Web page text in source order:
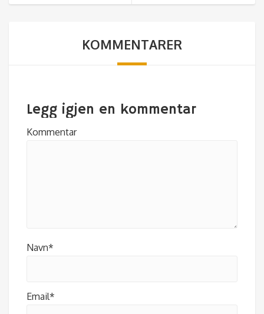
KOMMENTARER
Legg igjen en kommentar
Kommentar
Navn*
Email*